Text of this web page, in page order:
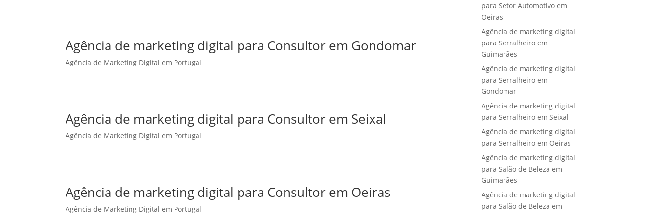
Agência de marketing digital para Consultor em Gondomar
Agência de Marketing Digital em Portugal
Agência de marketing digital para Consultor em Seixal
Agência de Marketing Digital em Portugal
Agência de marketing digital para Consultor em Oeiras
Agência de Marketing Digital em Portugal
para Setor Automotivo em
Oeiras
Agência de marketing digital
para Serralheiro em
Guimarães
Agência de marketing digital
para Serralheiro em
Gondomar
Agência de marketing digital
para Serralheiro em Seixal
Agência de marketing digital
para Serralheiro em Oeiras
Agência de marketing digital
para Salão de Beleza em
Guimarães
Agência de marketing digital
para Salão de Beleza em